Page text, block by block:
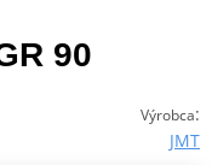
90
Výrobca:
JMT